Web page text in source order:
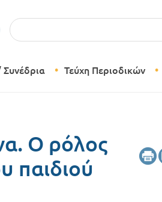
Συνέδρια Τεύχη Περιοδικών
Δημιουργικό Εργαστήρι
Ο ρόλος
παιδιού